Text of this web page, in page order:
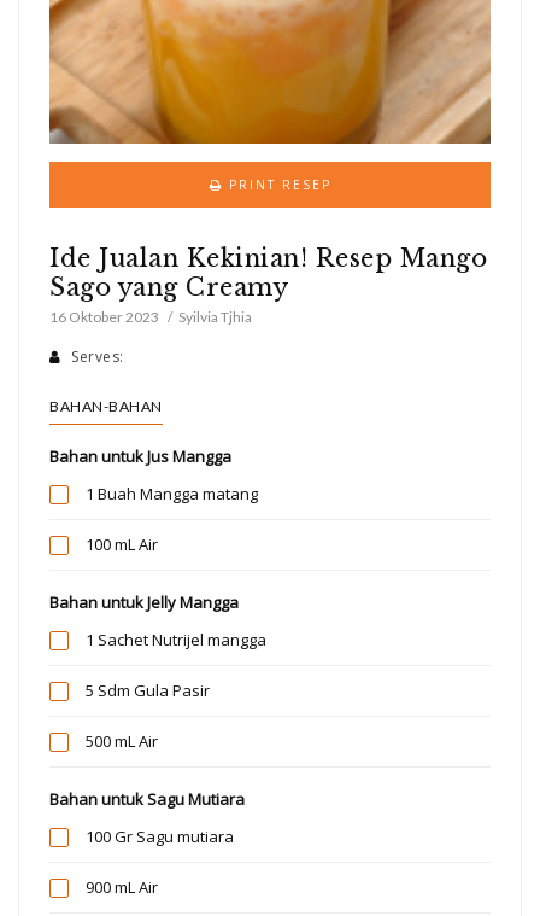
PRINT RESEP
Ide Jualan Kekinian! Resep Mango
Sago yang Creamy
16 Oktober 2023 Syilvia Tjhia
Serves:
BAHAN-BAHAN
Bahan untuk Jus Mangga
1 Buah Mangga matang
100 mLAir
Bahan untuk Jelly Mangga
1 SachetNutrijel mangga
5 Sdm Gula Pasir
500 mLAir
Bahan untuk Sagu Mutiara
100 Gr Sagu mutiara
900 mLAir